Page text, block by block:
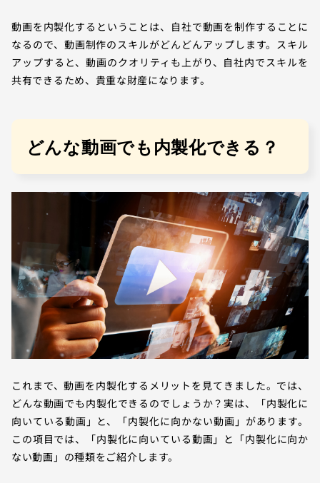
動画を内製化するということは、自社で動画を制作することに
なるので、動画制作のスキルがどんどんアップします。スキル
アップすると、動画のクオリティも上がり、自社内でスキルを
共有できるため、貴重な財産になります。
どんな動画でも内製化できる？
これまで、動画を内製化するメリットを見てきました。では、
どんな動画でも内製化できるのでしょうか？実は、「内製化に
向いている動画」と、「内製化に向かない動画」があります。
この項目では、「内製化に向いている動画」と「内製化に向か
ない動画」の種類をご紹介します。